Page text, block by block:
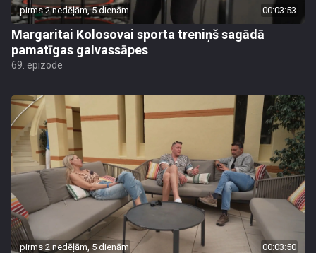
pirms 2 nedēļām, 5 dienām 00:03:53
Margaritai Kolosovai sporta treniņš sagādā
pamatīgas galvassāpes
69. epizode
pirms 2 nedēļām, 5 dienām 00:03:50